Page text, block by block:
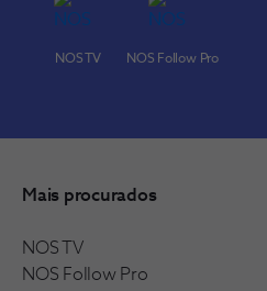
NOS TV NOS Follow Pro
Mais procurados
NOS TV
NOS Follow Pro